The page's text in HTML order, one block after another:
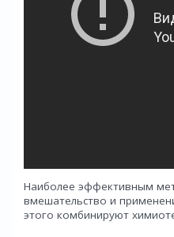
Наиболее эффективным
вмешательство и
этого комбинируют